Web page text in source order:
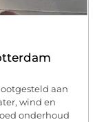
aan
wind en
onderhoud